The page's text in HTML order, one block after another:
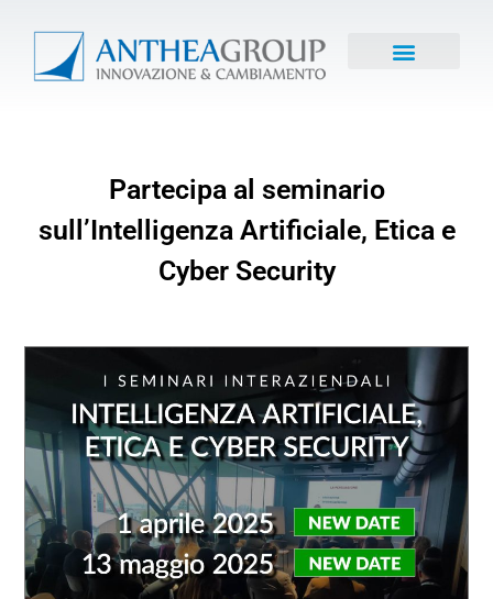
Partecipa al seminario
sull’Intelligenza Artificiale, Etica e
Cyber Security